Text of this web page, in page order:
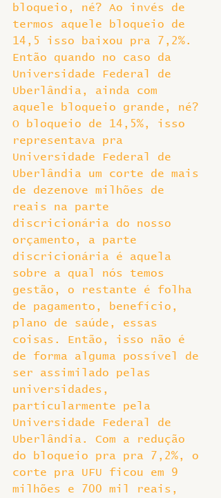
bloqueio, né? Ao invés de
termos aquele bloqueio de
14,5 isso baixou pra 7,2%.
Então quando no caso da
Universidade Federal de
Uberlândia, ainda com
aquele bloqueio grande, né?
O bloqueio de 14,5%, isso
representava pra
Universidade Federal de
Uberlândia um corte de mais
de dezenove milhões de
reais na parte
discricionária do nosso
orçamento, a parte
discricionária é aquela
sobre a qual nós temos
gestão, o restante é folha
de pagamento, benefício,
plano de saúde, essas
coisas. Então, isso não é
de forma alguma possível de
ser assimilado pelas
universidades,
particularmente pela
Universidade Federal de
Uberlândia. Com a redução
do bloqueio pra pra 7,2%, o
corte pra UFU ficou em 9
milhões e 700 mil reais,